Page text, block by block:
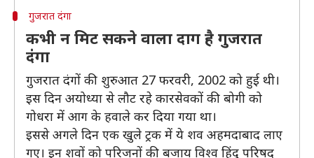
गुजरात दंगा
कभी न मिट सकने वाला दाग है गुजरात
दंगा
गुजरात दंगों की शुरुआत 27 फरवरी, 2002 को हुई थी।
इस दिन अयोध्या से लौट रहे कारसेवकों की बोगी को
गोधरा में आग के हवाले कर दिया गया था।
इससे अगले दिन एक खुले ट्रक में ये शव अहमदाबाद लाए
गए। इन शवों को परिजनों की बजाय विश्व हिंदू परिषद